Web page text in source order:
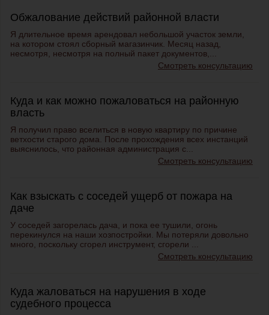
Обжалование действий районной власти
Я длительное время арендовал небольшой участок земли,
на котором стоял сборный магазинчик. Месяц назад,
несмотря, несмотря на полный пакет документов,...
Смотреть консультацию
Куда и как можно пожаловаться на районную
власть
Я получил право вселиться в новую квартиру по причине
ветхости старого дома. После прохождения всех инстанций
выяснилось, что районная администрация с...
Смотреть консультацию
Как взыскать с соседей ущерб от пожара на
даче
У соседей загорелась дача, и пока ее тушили, огонь
перекинулся на наши хозпостройки. Мы потеряли довольно
много, поскольку сгорел инструмент, сгорели ...
Смотреть консультацию
Куда жаловаться на нарушения в ходе
судебного процесса